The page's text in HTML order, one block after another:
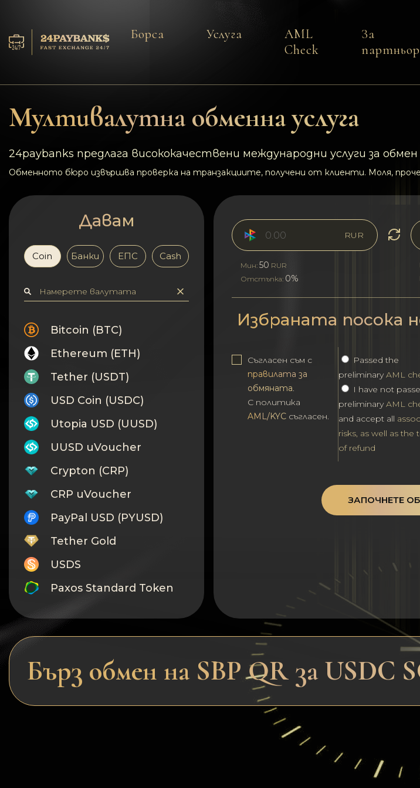
Резерва
За партньорите
Отзиви
Правила
AML/CFT
Поверителност
Контакти
Wiki
FAQ
Репутация
Карта на сайта
Борса Услуга
AML
Check
За
Мултивалутна обменна услуга
24paybanks предлага висококачествени международни услуги за
Обменното бюро извършва проверка на транзакциите, получени от клиенти. Моля,
Давам
Coin Банки ЕПС Cash
Bitcoin (BTC)
Ethereum (ETH)
Tether (USDT)
USD Coin (USDC)
Utopia USD (UUSD)
UUSD uVoucher
Crypton (CRP)
CRP uVoucher
PayPal USD (PYUSD)
Tether Gold
USDS
Paxos Standard Token
Tron
GRAM
Notcoin (NOT)
RUR
Мин:50 RUR
Отстъпка: 0%
Избраната посока
Съгласен съм с
правилата за
обмяната.
С политика
AML/KYC съгласен.
Passed the
preliminaryAML
I have not
preliminaryAML
and accept all
risks, as well as the
of refund
ЗАПОЧНЕТЕ
Бърз обмен на SBP QR за USDC